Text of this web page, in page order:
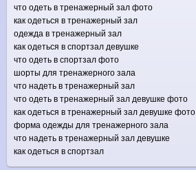
что одеть в тренажерный зал фото
как одеться в тренажерный зал
одежда в тренажерный зал
как одеться в спортзал девушке
что одеть в спортзал фото
шорты для тренажерного зала
что надеть в тренажерный зал
что одеть в тренажерный зал девушке фото
как одеться в тренажерный зал девушке фото
форма одежды для тренажерного зала
что надеть в тренажерный зал девушке
как одеться в спортзал